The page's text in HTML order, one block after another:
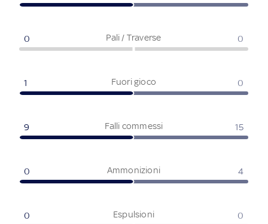
Pali / Traverse
0 0
Fuori gioco
1 0
Falli commessi
9 15
Ammonizioni
0 4
Espulsioni
0 0